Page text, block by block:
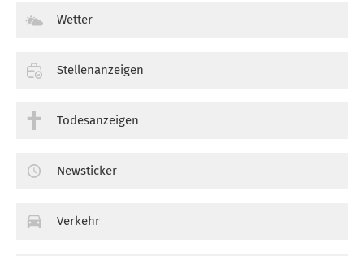
Wetter
Stellenanzeigen
Todesanzeigen
Newsticker
Verkehr